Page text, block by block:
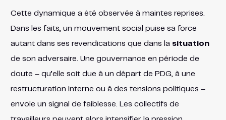
Cette dynamique a été observée à maintes reprises.
Dans les faits, un mouvement social puise sa force
autant dans ses revendications que dans la situation
de son adversaire. Une gouvernance en période de
doute – qu’elle soit due à un départ de PDG, à une
restructuration interne ou à des tensions politiques –
envoie un signal de faiblesse. Les collectifs de